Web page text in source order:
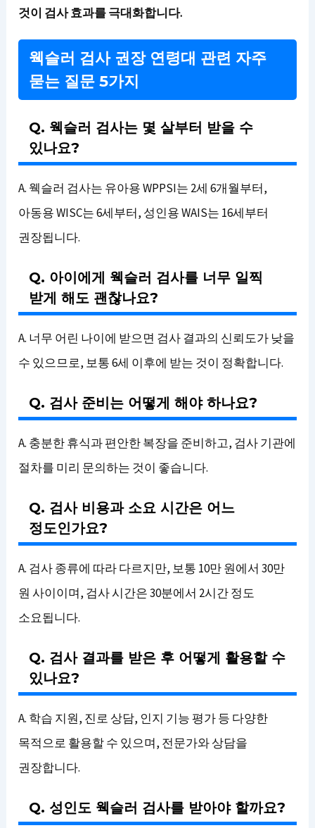
것이 검사 효과를 극대화합니다.
웩슬러 검사 권장 연령대 관련 자주
묻는 질문 5가지
Q. 웩슬러 검사는 몇 살부터 받을 수
있나요?
A. 웩슬러 검사는 유아용 WPPSI는 2세 6개월부터,
아동용 WISC는 6세부터, 성인용 WAIS는 16세부터
권장됩니다.
Q. 아이에게 웩슬러 검사를 너무 일찍
받게 해도 괜찮나요?
A. 너무 어린 나이에 받으면 검사 결과의 신뢰도가 낮을
수 있으므로, 보통 6세 이후에 받는 것이 정확합니다.
Q. 검사 준비는 어떻게 해야 하나요?
A. 충분한 휴식과 편안한 복장을 준비하고, 검사 기관에
절차를 미리 문의하는 것이 좋습니다.
Q. 검사 비용과 소요 시간은 어느
정도인가요?
A. 검사 종류에 따라 다르지만, 보통 10만 원에서 30만
원 사이이며, 검사 시간은 30분에서 2시간 정도
소요됩니다.
Q. 검사 결과를 받은 후 어떻게 활용할 수
있나요?
A. 학습 지원, 진로 상담, 인지 기능 평가 등 다양한
목적으로 활용할 수 있으며, 전문가와 상담을
권장합니다.
Q. 성인도 웩슬러 검사를 받아야 할까요?